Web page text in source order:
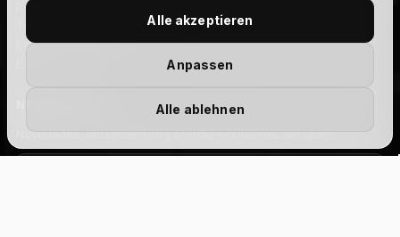
Alle ablehnen
Anpassen
Alle akzeptieren
Política de privacidad
Términos y condiciones
Política de cookies
Novedades, lanzamientos y ofertas exclusivas. Sin spam.